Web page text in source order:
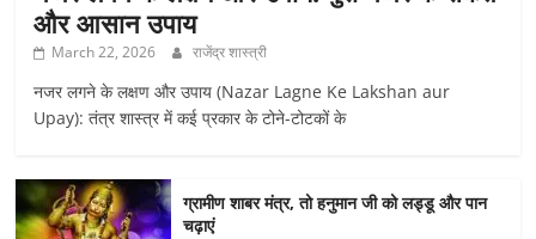
और आसान उपाय
March 22, 2026 राजेंद्र शास्त्री
नजर लगने के लक्षण और उपाय (Nazar Lagne Ke Lakshan aur
Upay): तंत्र शास्त्र में कई प्रकार के टोने-टोटकों के
ग्रामीण शाबर मंत्र, तो हनुमान जी को लड्डू और पान
चढ़ाएं